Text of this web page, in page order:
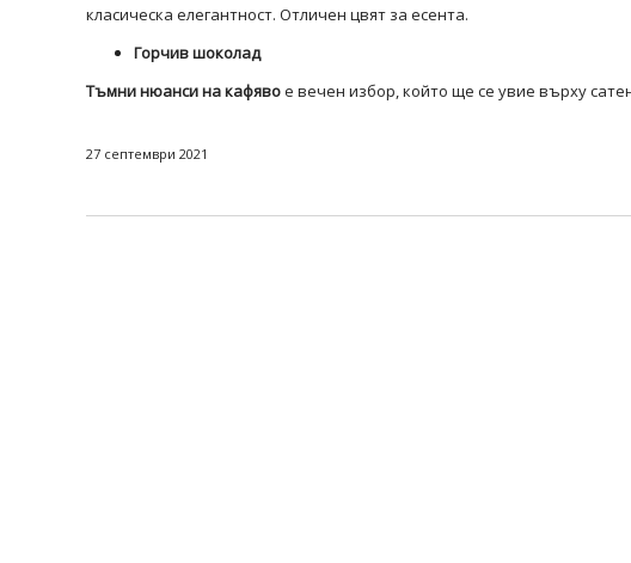
класическа елегантност. Отличен цвят за есента.
Горчив шоколад
Тъмни нюанси на кафявое вечен избор, който ще се увие върху
27 септември 2021